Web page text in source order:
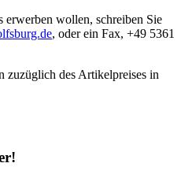
erwerben wollen, schreiben Sie
, oder ein Fax, +49 5361
zuzüglich des Artikelpreises in